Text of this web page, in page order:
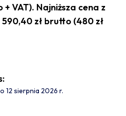
VAT). Najniższa cena z
zł brutto (480 zł
12 sierpnia 2026 r.